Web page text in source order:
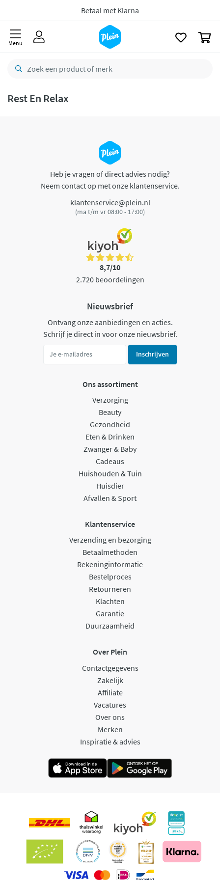
Betaal met Klarna
Menu
Rest En Relax
Heb je vragen of direct advies nodig?
Neem contact op met onze klantenservice.
klantenservice@plein.nl
(ma t/m vr 08:00 - 17:00)
8,7/10
2.720 beoordelingen
Nieuwsbrief
Ontvang onze aanbiedingen en acties.
Schrijf je direct in voor onze nieuwsbrief.
Inschrijven
Ons assortiment
Verzorging
Beauty
Gezondheid
Eten & Drinken
Zwanger & Baby
Cadeaus
Huishouden & Tuin
Huisdier
Afvallen & Sport
Klantenservice
Verzending en bezorging
Betaalmethoden
Rekeninginformatie
Bestelproces
Retourneren
Klachten
Garantie
Duurzaamheid
Over Plein
Contactgegevens
Zakelijk
Affiliate
Vacatures
Over ons
Merken
Inspiratie & advies